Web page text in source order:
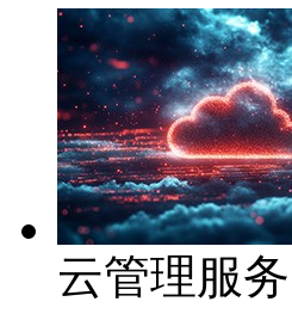
云管理服务